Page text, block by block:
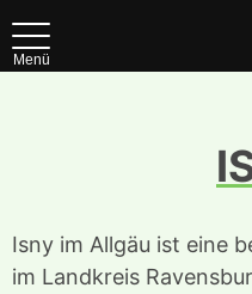
Menü
Isny im Allgäu ist eine
im Landkreis